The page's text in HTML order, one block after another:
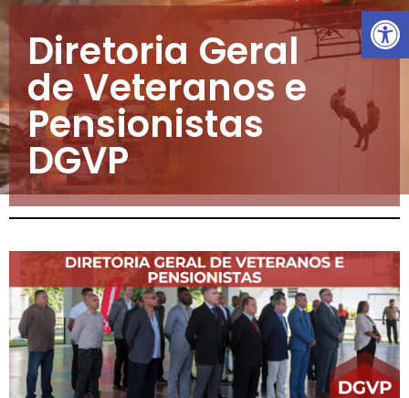
Diretoria Geral
de Veteranos e
Pensionistas
DGVP